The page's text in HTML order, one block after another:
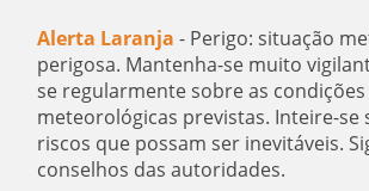
Alerta Laranja - Perigo: situação
perigosa. Mantenha-se muito
se regularmente sobre as condições
meteorológicas previstas. Inteire-se
riscos que possam ser inevitáveis.
conselhos das autoridades.